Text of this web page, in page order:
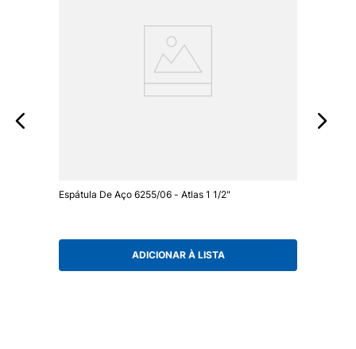
Espátula De Aço 6255/06 - Atlas 1 1/2"
ADICIONAR À LISTA